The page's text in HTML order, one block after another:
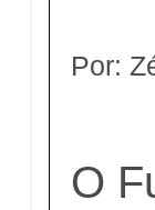
Por:
O